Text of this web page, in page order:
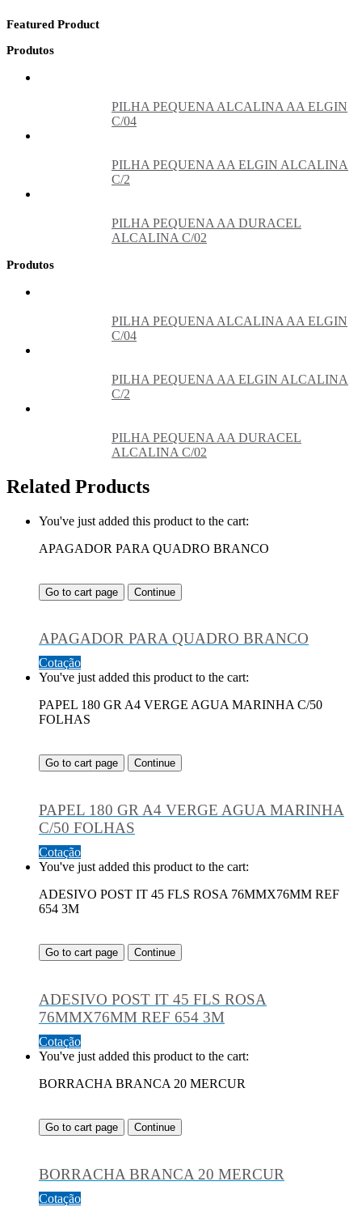
Featured Product
Produtos
PILHA PEQUENA ALCALINA AA ELGIN
C/04
PILHA PEQUENA AA ELGIN ALCALINA
C/2
PILHA PEQUENA AA DURACEL
ALCALINA C/02
Produtos
PILHA PEQUENA ALCALINA AA ELGIN
C/04
PILHA PEQUENA AA ELGIN ALCALINA
C/2
PILHA PEQUENA AA DURACEL
ALCALINA C/02
Related Products
You've just added this product to the cart:
APAGADOR PARA QUADRO BRANCO
Go to cart page Continue
APAGADOR PARA QUADRO BRANCO
Cotação
You've just added this product to the cart:
PAPEL 180 GR A4 VERGE AGUA MARINHA C/50
FOLHAS
Go to cart page Continue
PAPEL 180 GR A4 VERGE AGUA MARINHA
C/50 FOLHAS
Cotação
You've just added this product to the cart:
ADESIVO POST IT 45 FLS ROSA 76MMX76MM REF
654 3M
Go to cart page Continue
ADESIVO POST IT 45 FLS ROSA
76MMX76MM REF 654 3M
Cotação
You've just added this product to the cart:
BORRACHA BRANCA 20 MERCUR
Go to cart page Continue
BORRACHA BRANCA 20 MERCUR
Cotação